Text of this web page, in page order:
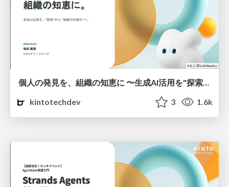
個人の発見を、組織の知恵に 〜生成AI活用を"探索"から"組織の仕組み"へ〜
kintotechdev
3 1.6k